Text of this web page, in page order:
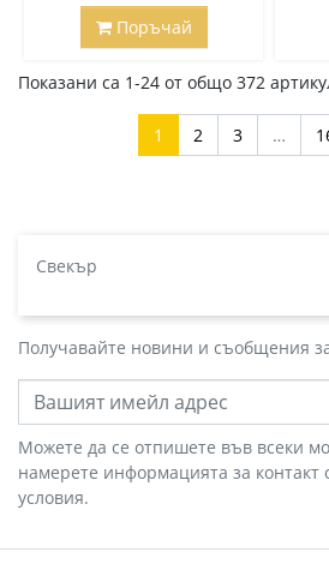
Поръчай
Показани са 1-24 от общо 372
1 2 3 …
Свекър
Получавайте новини и съобщения
Можете да се отпишете във всеки
намерете информацията за контакт
условия.